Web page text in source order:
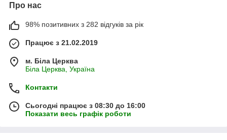
Про нас
98% позитивних з 282 відгуків за рік
Працює з 21.02.2019
м. Біла Церква
Біла Церква, Україна
Контакти
Сьогодні працює з 08:30 до 16:00
Показати весь графік роботи